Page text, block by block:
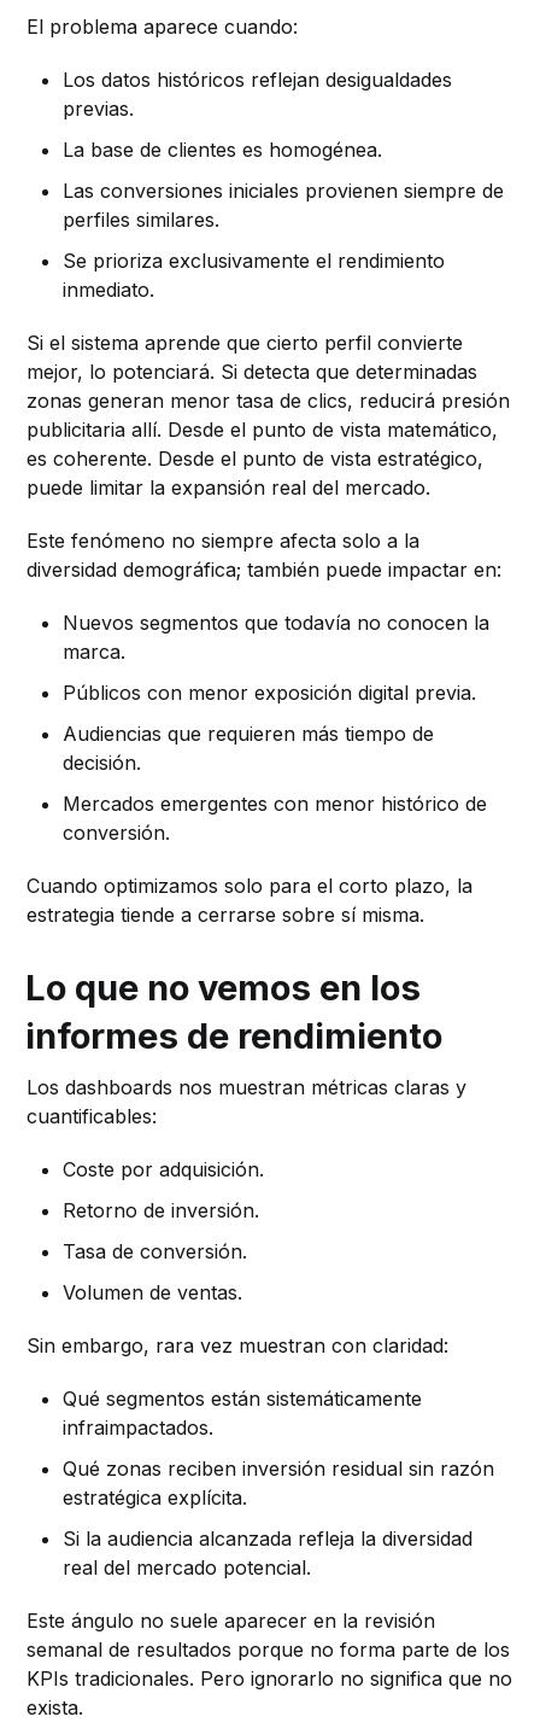
El problema aparece cuando:
Los datos históricos reflejan desigualdades
previas.
La base de clientes es homogénea.
Las conversiones iniciales provienen siempre de
perfiles similares.
Se prioriza exclusivamente el rendimiento
inmediato.
Si el sistema aprende que cierto perfil convierte
mejor, lo potenciará. Si detecta que determinadas
zonas generan menor tasa de clics, reducirá presión
publicitaria allí. Desde el punto de vista matemático,
es coherente. Desde el punto de vista estratégico,
puede limitar la expansión real del mercado.
Este fenómeno no siempre afecta solo a la
diversidad demográfica; también puede impactar en:
Nuevos segmentos que todavía no conocen la
marca.
Públicos con menor exposición digital previa.
Audiencias que requieren más tiempo de
decisión.
Mercados emergentes con menor histórico de
conversión.
Cuando optimizamos solo para el corto plazo, la
estrategia tiende a cerrarse sobre sí misma.
Lo que no vemos en los
informes de rendimiento
Los dashboards nos muestran métricas claras y
cuantificables:
Coste por adquisición.
Retorno de inversión.
Tasa de conversión.
Volumen de ventas.
Sin embargo, rara vez muestran con claridad:
Qué segmentos están sistemáticamente
infraimpactados.
Qué zonas reciben inversión residual sin razón
estratégica explícita.
Si la audiencia alcanzada refleja la diversidad
real del mercado potencial.
Este ángulo no suele aparecer en la revisión
semanal de resultados porque no forma parte de los
KPIs tradicionales. Pero ignorarlo no significa que no
exista.